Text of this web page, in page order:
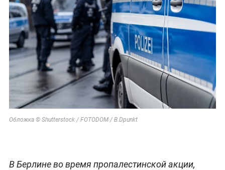
Обложка © Shutterstock / FOTODOM / B.Dpunkt
В Берлине во время пропалестинской акции,